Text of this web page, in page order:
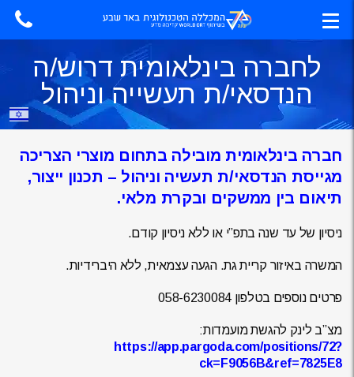
לחברה בינלאומית דרוש/ה
הנדסאי/ת תעשייה וניהול
חברה בינלאומית מובילה בתחום מוצרי הצריכה
מגייסת הנדסאי/ת תעשיה וניהול – תכנון ייצור,
תיאום בין ממשקים ובקרת מלאי.
ניסיון של עד שנה בתפ”י או ללא ניסיון קודם.
המשרה באיזור קריית גת. הגעה עצמאית, ללא היברידיות.
פרטים נוספים בטלפון 058-6230084
מצ”ב לינק להגשת מועמדות:
https://app.pargoda.com/positions/72?
ck=F9056B&ref=7825E8